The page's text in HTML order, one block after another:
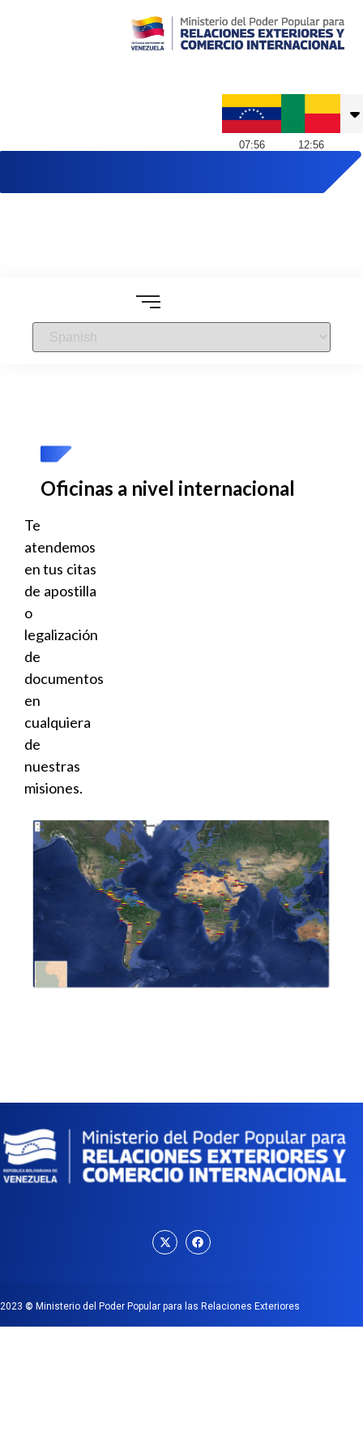
07:56 12:56
Oficinas a nivel internacional
Te
atendemos
en tus citas
de apostilla
o
legalización
de
documentos
en
cualquiera
de
nuestras
misiones.
2023 © Ministerio del Poder Popular para las Relaciones Exteriores